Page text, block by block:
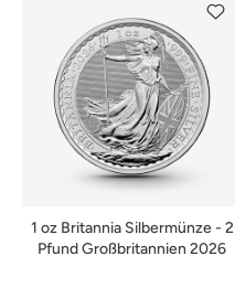
1 oz Britannia Silbermünze - 2
Pfund Großbritannien 2026